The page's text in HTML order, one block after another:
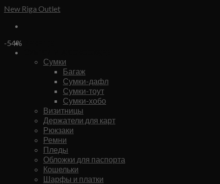
Skip
content
New Riga Outlet
Сумки
Багаж
Сумки-дафл
Сумки-тоут
Сумки-хобо
Визитницы
Держатели для карт
Рюкзаки
Ремни
Пледы
Обложки для паспорта
Кошельки
Шарфы и платки
-54%